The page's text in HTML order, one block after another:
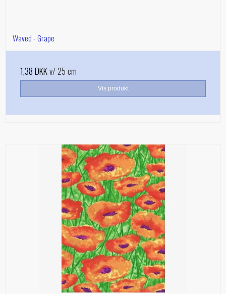
Waved - Grape
1,38 DKKv/ 25 cm
Vis produkt